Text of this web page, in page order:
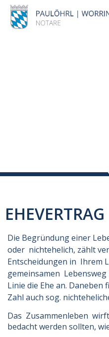
EHEVERTRAG
Die Begründung einer
oder nichtehelich, zählt
Entscheidungen in Ihrem
gemeinsamen
Linie die Ehe an. Daneben
Zahl auch sog.
Das Zusammenleben
bedacht werden sollten,